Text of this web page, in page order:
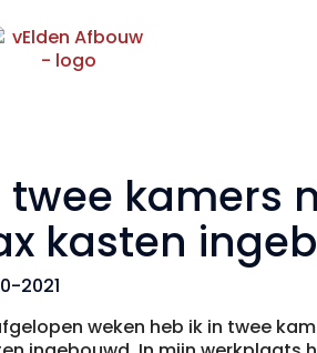
twee kamers
kasten
2021
weken heb ik in twee